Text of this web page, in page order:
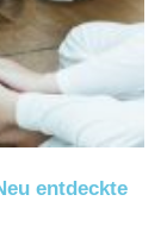
entdeckte